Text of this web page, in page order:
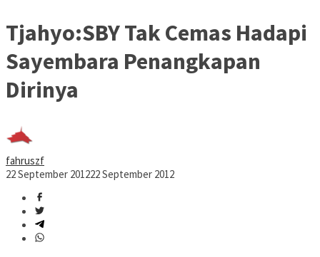
Tjahyo:SBY Tak Cemas Hadapi
Sayembara Penangkapan
Dirinya
fahruszf
22 September 201222 September 2012